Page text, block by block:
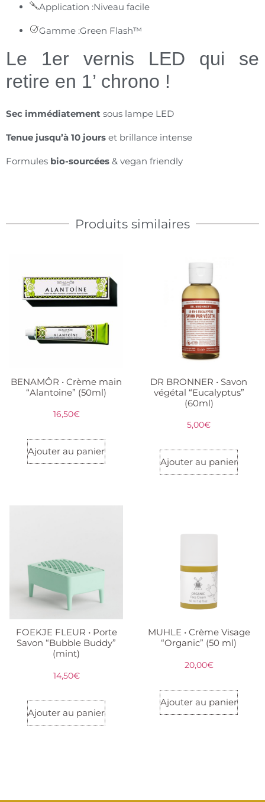
Application :Niveau facile
Gamme :Green Flash™
Le 1er vernis LED qui se
retire en 1’ chrono !
Sec immédiatement sous lampe LED
Tenue jusqu’à 10 jours et brillance intense
Formules bio-sourcées & vegan friendly
Produits similaires
BENAMÔR • Crème main
“Alantoine” (50ml)
16,50€
Ajouter au panier
DR BRONNER • Savon
végétal “Eucalyptus”
(60ml)
5,00€
Ajouter au panier
FOEKJE FLEUR • Porte
Savon “Bubble Buddy”
(mint)
14,50€
Ajouter au panier
MUHLE • Crème Visage
“Organic” (50 ml)
20,00€
Ajouter au panier